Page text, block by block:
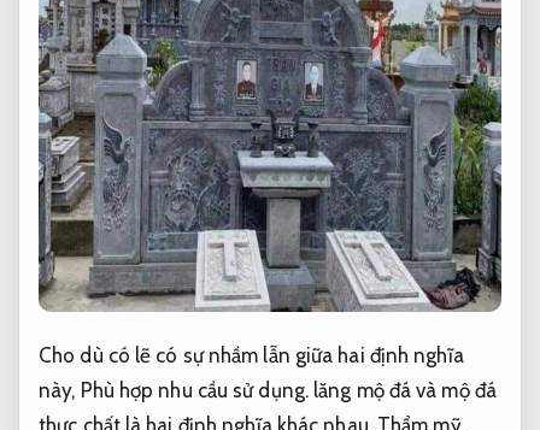
Cho dù có lẽ có sự nhầm lẫn giữa hai định nghĩa
này, Phù hợp nhu cầu sử dụng.lăng mộ đá và mộ đá